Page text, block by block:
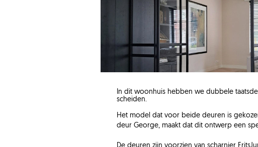
In dit woonhuis hebben we dubbele
scheiden.
Het model dat voor beide deuren is
deur George, maakt dat dit ontwerp een